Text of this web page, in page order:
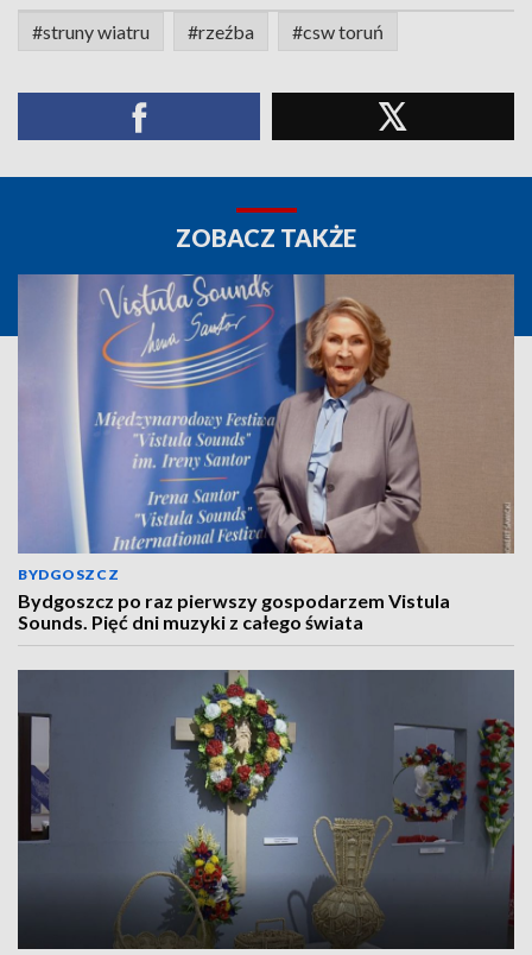
#struny wiatru #rzeźba #csw toruń
ZOBACZ TAKŻE
BYDGOSZCZ
Bydgoszcz po raz pierwszy gospodarzem Vistula
Sounds. Pięć dni muzyki z całego świata